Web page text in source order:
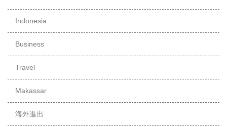
Indonesia
Business
Travel
Makassar
海外進出